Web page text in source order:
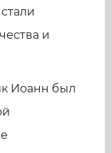
и
Иоанн был